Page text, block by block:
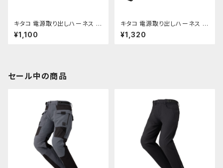
キタコ 電源取り出しハーネス G
B350/S etc【 756-900018
0】
¥1,100
キタコ 電源取り出しハーネス Z
900RS/-カフェ etc 【756-90
00430】
¥1,320
セール中の商品